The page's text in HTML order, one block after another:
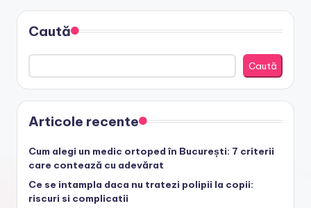
Caută
Caută
Articole recente
Cum alegi un medic ortoped în București: 7 criterii
care contează cu adevărat
Ce se intampla daca nu tratezi polipii la copii:
riscuri si complicatii